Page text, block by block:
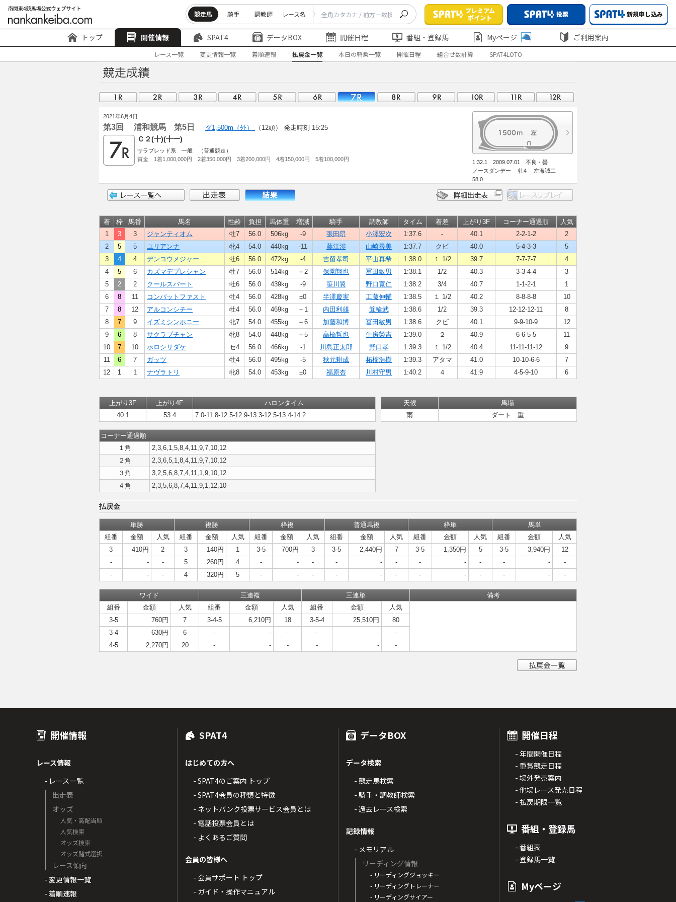
競走馬 騎手 調教師 レース名
プレミアム
ポイント
投票 新規申し込み
トップ 開催情報 SPAT4 データBOX 開催日程 番組・登録馬 Myページ ご利用案内
レース一覧 変更情報一覧 着順速報 払戻金一覧 本日の騎乗一覧 開催日程 組合せ数計算 SPAT4LOTO
2021年6月4日
第3回 浦和競馬 第5日 ダ1,500m（外） （12頭） 発走時刻 15:25
Ｃ２(十)(十一)
サラブレッド系 一般 （普通競走）
賞金 1着1,000,000円 2着350,000円 3着200,000円 4着150,000円 5着100,000円
1:32.1 2009.07.01 不良・曇
ノースダンデー 牡4 左海誠二
58.0
着 枠 馬番 馬名 性齢 負担 馬体重 増減 騎手 調教師 タイム 着差 上がり3F コーナー通過順
人気
1
3 3 ジャンティオム 牡7 56.0 506kg -9 張田昂 小澤宏次 1:37.6 - 40.1 2-2-1-2
2
2
5 5 ユリアンナ 牝4 54.0 440kg -11 藤江渉 山崎尋美 1:37.7 クビ 40.0 5-4-3-3
5
3
4 4 デンコウメジャー 牡6 56.0 472kg -4 吉留孝司 平山真希 1:38.0 １ 1/2 39.7 7-7-7-7
4
4
5 6 カズマデプレシャン 牡7 56.0 514kg ＋2 保園翔也 冨田敏男 1:38.1 1/2 40.3 3-3-4-4
3
5
2 2 クールスパート 牡6 56.0 439kg -9 笹川翼 野口寛仁 1:38.2 3/4 40.7 1-1-2-1
1
6
8 11 コンバットファスト 牡4 56.0 428kg ±0 半澤慶実 工藤伸輔 1:38.5 １ 1/2 40.2 8-8-8-8
10
7
8 12 アルコンシチー 牡4 56.0 469kg ＋1 内田利雄 箕輪武 1:38.6 1/2 39.3 12-12-12-11
8
8
7 9 イズミシンホニー 牝7 54.0 455kg ＋6 加藤和博 冨田敏男 1:38.6 クビ 40.1 9-9-10-9
12
9
6 8 サクラブチャン 牝8 54.0 448kg ＋5 高橋哲也 牛房榮吉 1:39.0 ２ 40.9 6-6-5-5
11
10
7 10 ホロシリダケ セ4 56.0 466kg -1 川島正太郎 野口孝 1:39.3 １ 1/2 40.4 11-11-11-12
9
11
6 7 ガッツ 牡4 56.0 495kg -5 秋元耕成 柘榴浩樹 1:39.3 アタマ 41.0 10-10-6-6
7
12
1 1 ナヴラトリ 牝8 54.0 453kg ±0 福原杏 川村守男 1:40.2 ４ 41.9 4-5-9-10 6
上がり3F 上がり4F
ハロンタイム
40.1
53.4 7.0-11.8-12.5-12.9-13.3-12.5-13.4-14.2
コーナー通過順
１角
2,3,6,1,5,8,4,11,9,7,10,12
２角
2,3,6,5,1,8,4,11,9,7,10,12
３角
3,2,5,6,8,7,4,11,1,9,10,12
４角
2,3,5,6,8,7,4,11,9,1,12,10
天候
馬場
雨
ダート 重
払戻金
単勝 複勝 枠複 普通馬複 枠単
馬単
組番
金額 人気 組番 金額 人気 組番 金額 人気 組番 金額 人気 組番 金額 人気 組番 金額
人気
3
410円 2 3 140円 1 3-5 700円 3 3-5 2,440円 7 3-5 1,350円 5 3-5 3,940円
12
-
- - 5 260円 4 - - - - - - - - - - -
-
-
- - 4 320円 5 - - - - - - - - - - - -
ワイド 三連複 三連単
備考
組番
金額 人気 組番 金額 人気 組番 金額
人気
3-5
760円 7 3-4-5 6,210円 18 3-5-4 25,510円
80
3-4
630円 6 - - - - -
-
4-5
2,270円 20 - - - - - -
開催情報
レース情報
- レース一覧
出走表
オッズ
人気・高配当順
人気検索
オッズ検索
オッズ賭式選択
レース傾向
- 変更情報一覧
- 着順速報
SPAT4
はじめての方へ
- SPAT4のご案内 トップ
- SPAT4会員の種類と特徴
- ネットバンク投票サービス会員とは
- 電話投票会員とは
- よくあるご質問
会員の皆様へ
- 会員サポート トップ
- ガイド・操作マニュアル
データBOX
データ検索
- 競走馬検索
- 騎手・調教師検索
- 過去レース検索
記録情報
- メモリアル
リーディング情報
- リーディングジョッキー
- リーディングトレーナー
- リーディングサイアー
開催日程
- 年間開催日程
- 重賞競走日程
- 場外発売案内
- 他場レース発売日程
- 払戻期限一覧
番組・登録馬
- 番組表
- 登録馬一覧
Myページ